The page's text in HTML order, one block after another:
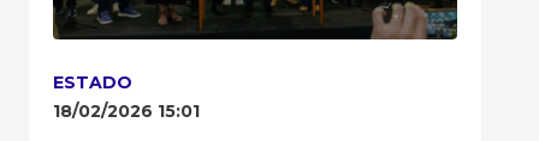
ESTADO
18/02/2026 15:01